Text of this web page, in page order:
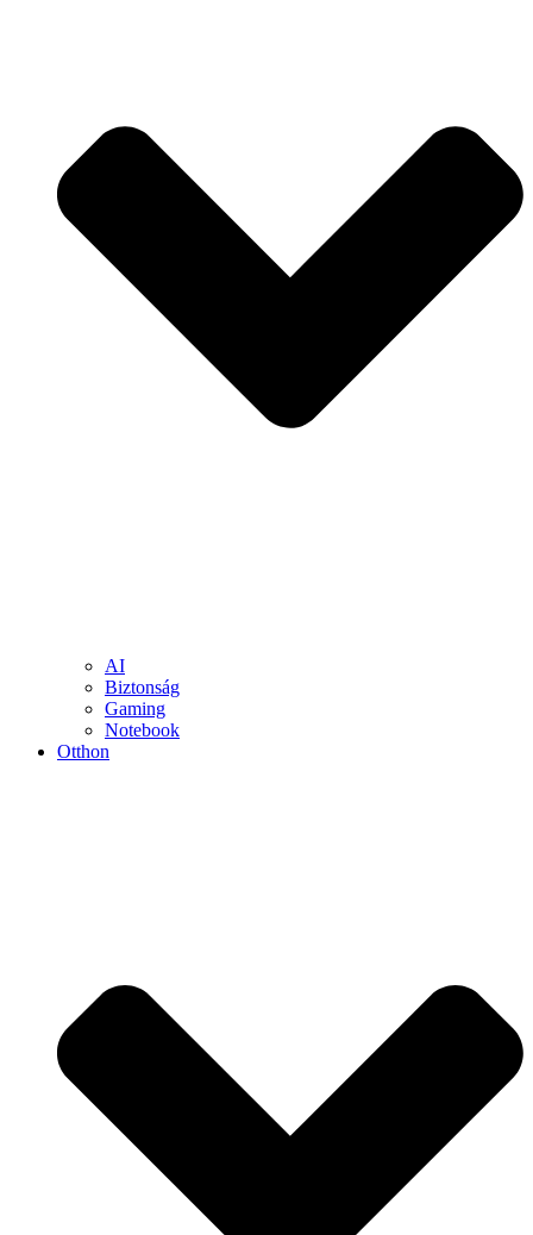
AI
Biztonság
Gaming
Notebook
Otthon